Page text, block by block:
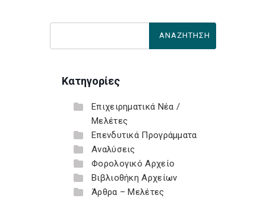
Κατηγορίες
Επιχειρηματικά Νέα /
Μελέτες
Επενδυτικά Προγράμματα
Αναλύσεις
Φορολογικό Αρχείο
Βιβλιοθήκη Αρχείων
Άρθρα – Μελέτες